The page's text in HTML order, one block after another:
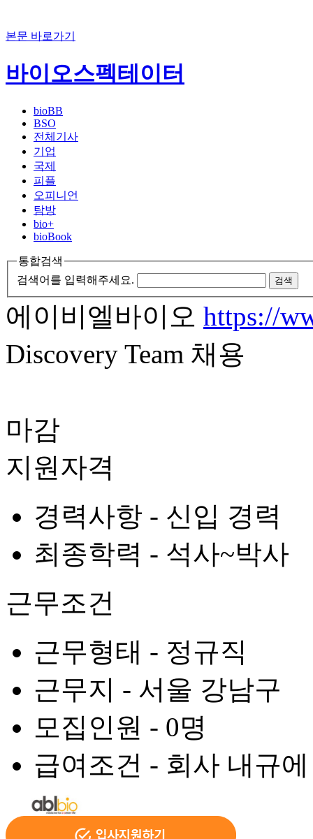
본문 바로가기
바이오스펙테이터
bioBB
BSO
전체기사
기업
국제
피플
오피니언
탐방
bio+
bioBook
통합검색
검색어를 입력해주세요.
검색
에이비엘바이오 https://
Discovery Team 채용
마감
지원자격
경력사항 - 신입 경력
최종학력 - 석사~박사
근무조건
근무형태 - 정규직
근무지 - 서울 강남구
모집인원 - 0명
급여조건 - 회사 내규